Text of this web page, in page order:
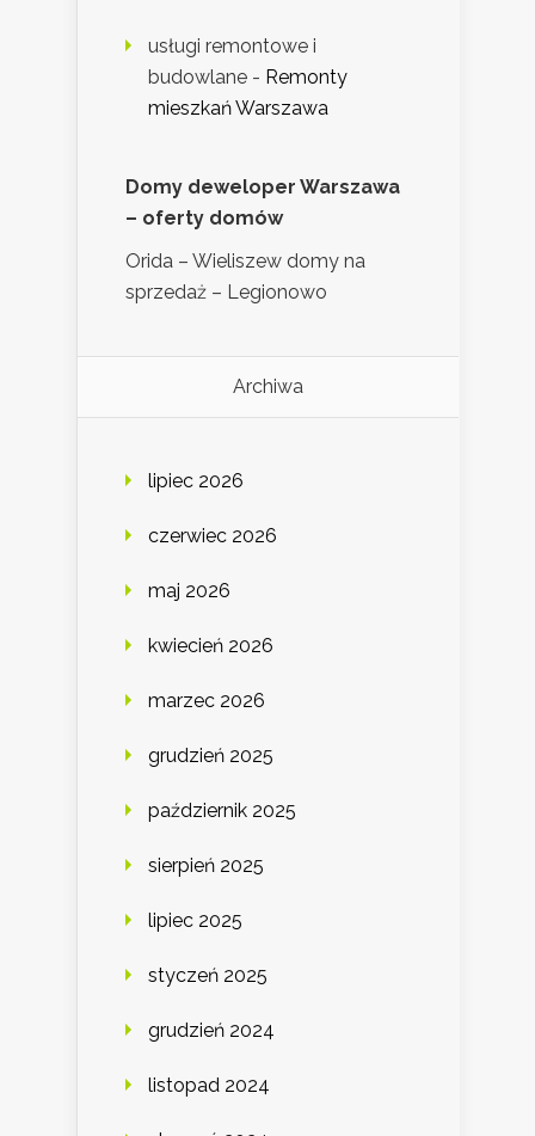
usługi remontowe i
budowlane - Remonty
mieszkań Warszawa
Domy deweloper Warszawa
– oferty domów
Orida – Wieliszew domy na
sprzedaż – Legionowo
Archiwa
lipiec 2026
czerwiec 2026
maj 2026
kwiecień 2026
marzec 2026
grudzień 2025
październik 2025
sierpień 2025
lipiec 2025
styczeń 2025
grudzień 2024
listopad 2024